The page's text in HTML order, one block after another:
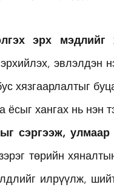
эрх мэдлийг
эвлэлдэн
хязгаарлалтыг
ёсыг хангах нь нэн
сэргээж, улмаар
төрийн
илрүүлж,